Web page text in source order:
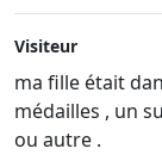
Visiteur
ma fille était
médailles , un
ou autre .